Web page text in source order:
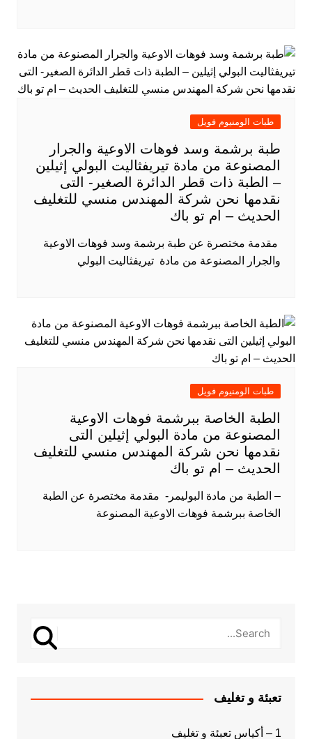
طبات الومنيوم فويل
طبة برشمة وسد فوهات الاوعية والجرار
المصنوعة من مادة تيريفثاليت البولي إثيلين
– الطبة ذات قطر الدائرة الصغير- التى
نقدمها نحن شركة المهندس منسي للتغليف
الحديث – ام تو باك
​ مقدمة مختصرة عن طبة برشمة وسد فوهات الاوعية
والجرار المصنوعة من مادة تيريفثاليت البولي
طبات الومنيوم فويل
الطبة الخاصة ببرشمة فوهات الاوعية
المصنوعة من مادة البولي إثيلين التى
نقدمها نحن شركة المهندس منسي للتغليف
الحديث – ام تو باك
– الطبة من مادة البوليمر- ​ مقدمة مختصرة عن الطبة
الخاصة ببرشمة فوهات الاوعية المصنوعة
تعبئة و تغليف
1 – أكياس تعبئة و تغليف